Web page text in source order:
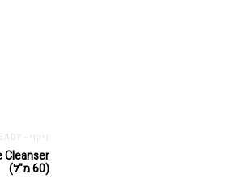
ניקוי - GETTING SKIN READY
(60 מ"ל)